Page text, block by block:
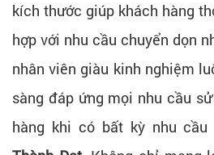
kích thước giúp khách hàng
hợp với nhu cầu chuyển dọn
nhân viên giàu kinh nghiệm
sàng đáp ứng mọi nhu cầu
hàng khi có bất kỳ nhu